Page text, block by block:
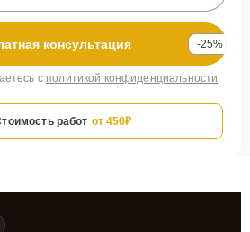
консультация -25%
с политикой конфиденциальности
работ от 450₽